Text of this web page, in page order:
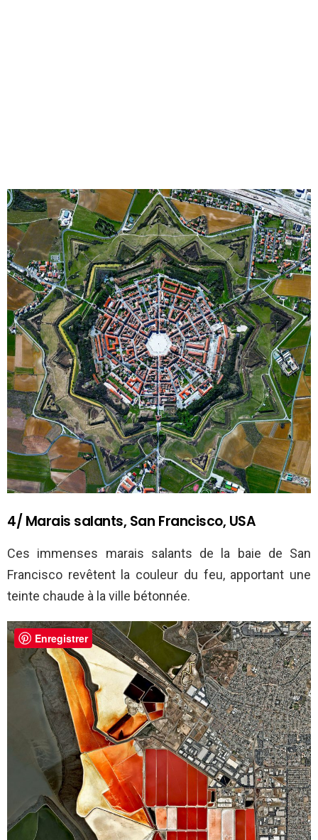
4/ Marais salants, San Francisco, USA
Ces immenses marais salants de la baie de San
Francisco revêtent la couleur du feu, apportant une
teinte chaude à la ville bétonnée.
Enregistrer